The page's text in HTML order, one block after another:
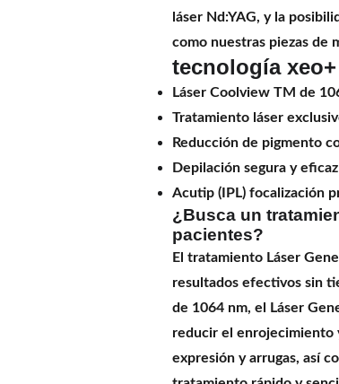
láser Nd:YAG, y la
como nuestras piezas de
tecnología xeo+
Láser Coolview TM de
Tratamiento láser
Reducción de pigmento
Depilación segura y
Acutip (IPL) focalización
¿Busca un
pacientes?
El tratamiento Láser
resultados efectivos sin
de 1064 nm, el Láser
reducir el enrojecimiento
expresión y arrugas, así